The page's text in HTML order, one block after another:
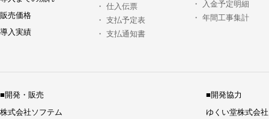
販売価格
導入実績
・ 仕入伝票
・ 支払予定表
・ 支払通知書
・
入金予定明細
・ 年間工事集計
■開発・販売
株式会社ソフテム
■開発協力
ゆくい堂株式会社